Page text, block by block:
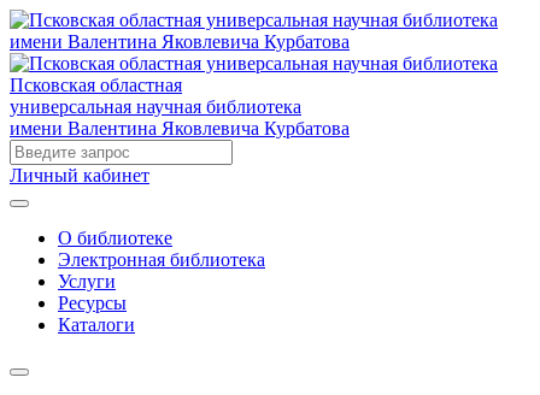
Псковская областная
универсальная научная библиотека
имени Валентина Яковлевича Курбатова
Личный кабинет
О библиотеке
Электронная библиотека
Услуги
Ресурсы
Каталоги